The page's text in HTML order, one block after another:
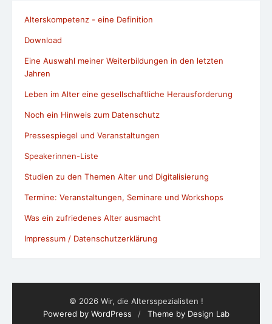
Alterskompetenz - eine Definition
Download
Eine Auswahl meiner Weiterbildungen in den letzten
Jahren
Leben im Alter eine gesellschaftliche Herausforderung
Noch ein Hinweis zum Datenschutz
Pressespiegel und Veranstaltungen
Speakerinnen-Liste
Studien zu den Themen Alter und Digitalisierung
Termine: Veranstaltungen, Seminare und Workshops
Was ein zufriedenes Alter ausmacht
Impressum / Datenschutzerklärung
© 2026 Wir, die Altersspezialisten !
Powered by WordPress
/ Theme by Design Lab